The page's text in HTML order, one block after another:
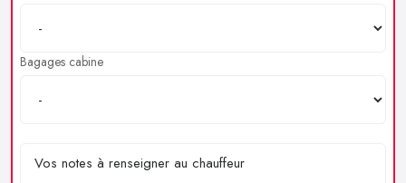
Bagages cabine